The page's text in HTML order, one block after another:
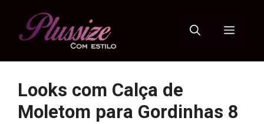
Menu
Looks com Calça de
Moletom para Gordinhas 8